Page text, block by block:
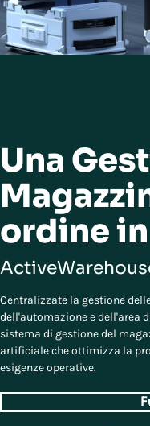
Una
ordine
Centralizzate la gestione
dell'automazione e dell'area
sistema di gestione del
artificiale che ottimizza la
esigenze operative.